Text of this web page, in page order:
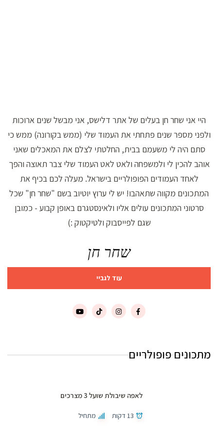
היי אני שחר חן בעלים של אתר דלישס, אני מבשל שנים ארוכות
ולפני מספר שנים פתחתי את העמוד שלי (ממש בקורונה) ממש כי
סתם היה לי משעמם בבית, החלטתי לצלם את המאכלים שאני
אוהב להכין לי ולמשפחה ולאט לאט העמוד שלי צבר תאוצה והפך
לאחד העמודים הפופולריים בישראל. מעלה לכם בכיף את
המתכונים מקווה שתאהבו! יש לי ערוץ יוטיוב בשם "שחר חן" שכל
סרטוני המתכונים עולים אליו ולאינסטגרם באופן קבוע - כמובן
שגם לפייסבוק ולטיקטוק :)
שחר חן
עוד לגביי
מתכונים פופולריים
לאפה שיבולת שועל 3 מצרכים
13 דקות מתחיל